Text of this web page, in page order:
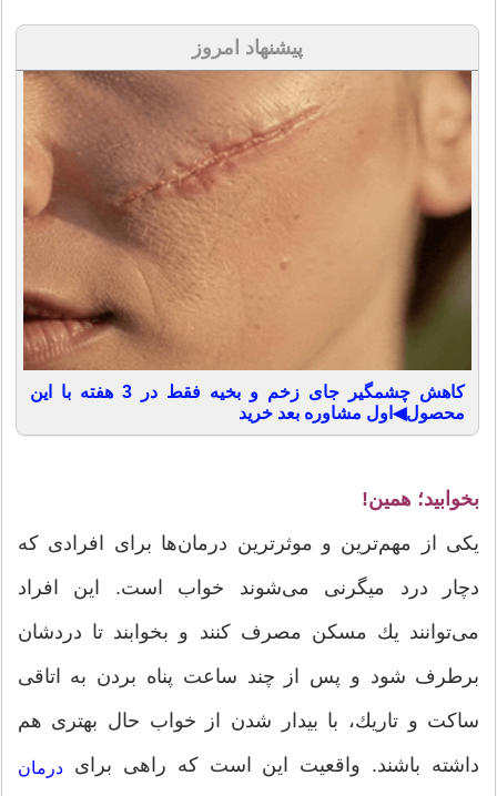
پیشنهاد امروز
کاهش چشمگیر جای زخم و بخیه فقط در 3 هفته با این
محصول◀اول مشاوره بعد خرید
بخوابید؛ همین!
یكی از مهم‌ترین و موثر‌ترین درمان‌ها برای افرادی كه
دچار درد میگرنی می‌شوند خواب است. این افراد
می‌توانند یك مسكن مصرف كنند و بخوابند تا دردشان
برطرف شود و پس از چند ساعت پناه بردن به اتاقی
ساكت و تاریك، با بیدار شدن از خواب حال بهتری هم
داشته باشند. واقعیت این است كه راهی برایدرمان